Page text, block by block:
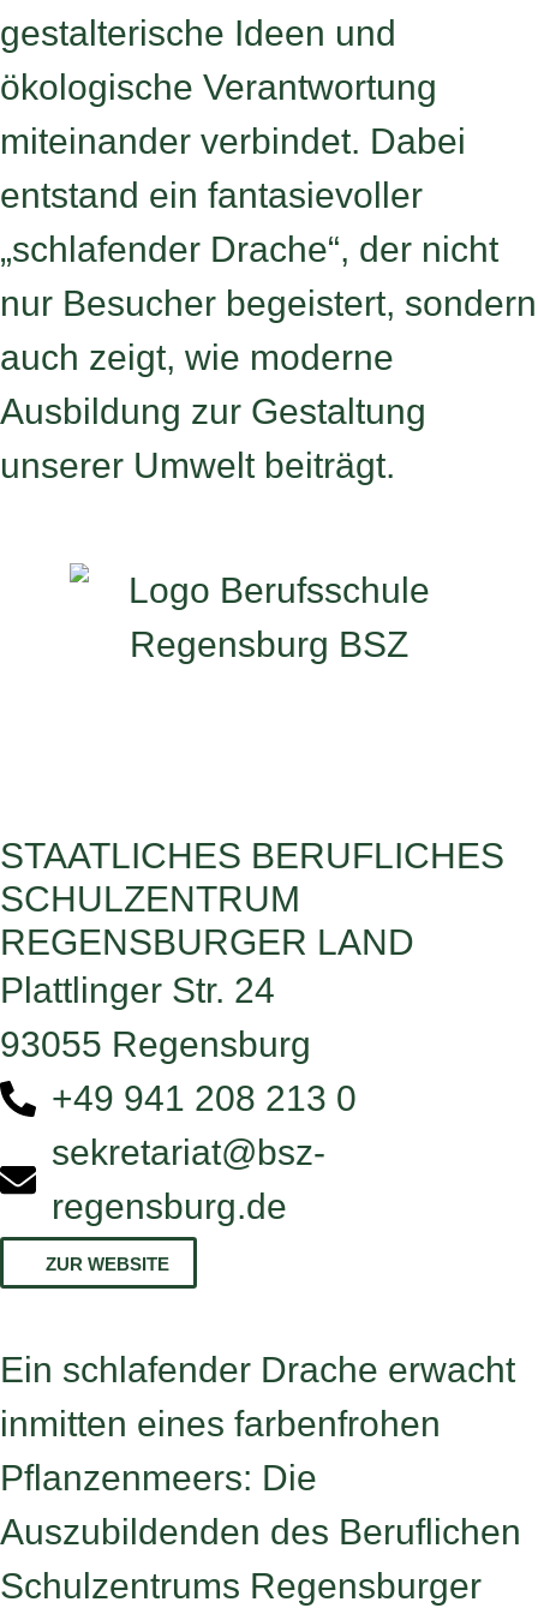
gestalterische Ideen und
ökologische Verantwortung
miteinander verbindet. Dabei
entstand ein fantasievoller
„schlafender Drache“, der nicht
nur Besucher begeistert, sondern
auch zeigt, wie moderne
Ausbildung zur Gestaltung
unserer Umwelt beiträgt.
STAATLICHES BERUFLICHES
SCHULZENTRUM
REGENSBURGER LAND
Plattlinger Str. 24
93055 Regensburg
+49 941 208 213 0
sekretariat@bsz-
regensburg.de
ZUR WEBSITE
Ein schlafender Drache erwacht
inmitten eines farbenfrohen
Pflanzenmeers: Die
Auszubildenden des Beruflichen
Schulzentrums Regensburger